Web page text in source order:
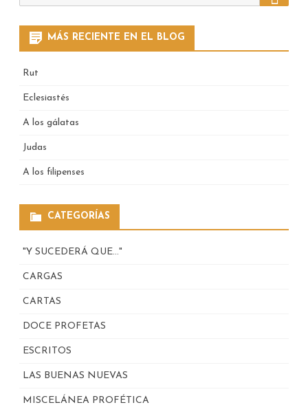
MÁS RECIENTE EN EL BLOG
Rut
Eclesiastés
A los gálatas
Judas
A los filipenses
CATEGORÍAS
"Y SUCEDERÁ QUE…"
CARGAS
CARTAS
DOCE PROFETAS
ESCRITOS
LAS BUENAS NUEVAS
MISCELÁNEA PROFÉTICA